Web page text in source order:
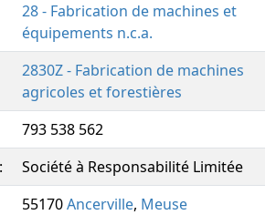
28 - Fabrication de machines et
équipements n.c.a.
2830Z - Fabrication de machines
agricoles et forestières
793 538 562
Société à Responsabilité Limitée
55170Ancerville, Meuse